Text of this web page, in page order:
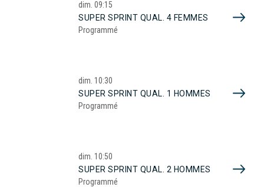
dim. 09:15
SUPER SPRINT QUAL. 4 FEMMES
Programmé
dim. 10:30
SUPER SPRINT QUAL. 1 HOMMES
Programmé
dim. 10:50
SUPER SPRINT QUAL. 2 HOMMES
Programmé